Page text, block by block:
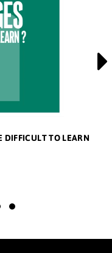
DIFFICULT TO LEARN